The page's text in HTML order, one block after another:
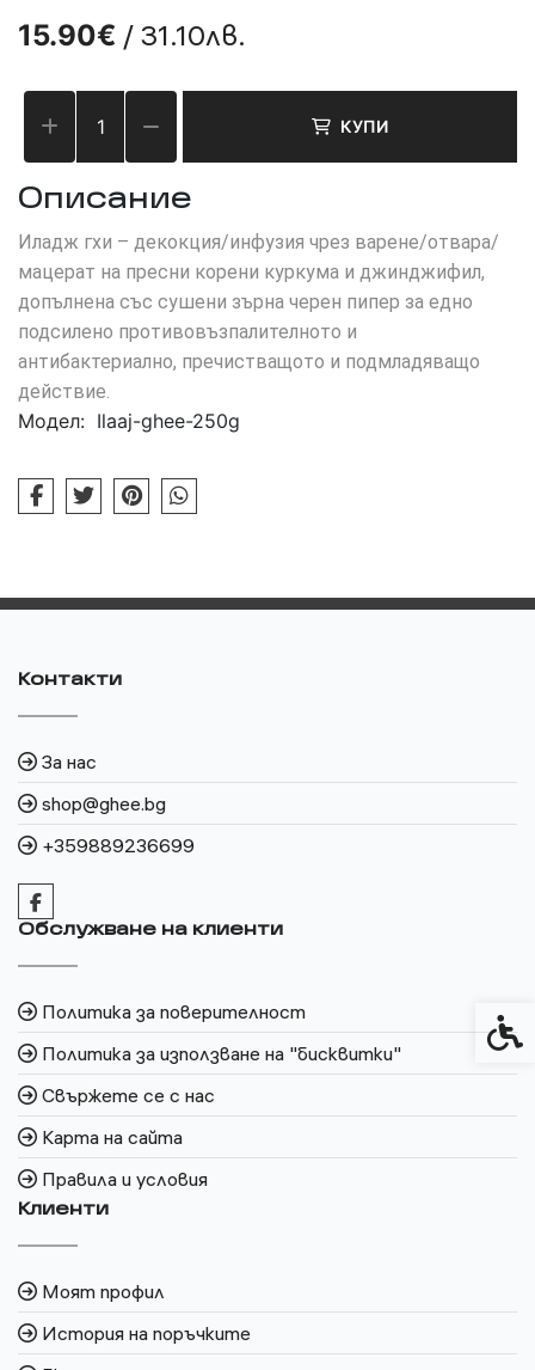
15.90€ / 31.10лв.
КУПИ
Описание
Иладж гхи – декокция/инфузия чрез варене/отвара/
мацерат на пресни корени куркума и джинджифил,
допълнена със сушени зърна черен пипер за едно
подсилено противовъзпалителното и
антибактериално, пречистващото и подмладяващо
действие.
Модел: Ilaaj-ghee-250g
Контакти
За нас
shop@ghee.bg
+359889236699
Обслужване на клиенти
Политика за поверителност
Политика за използване на "бисквитки"
Свържете се с нас
Карта на сайта
Правила и условия
Клиенти
Моят профил
История на поръчките